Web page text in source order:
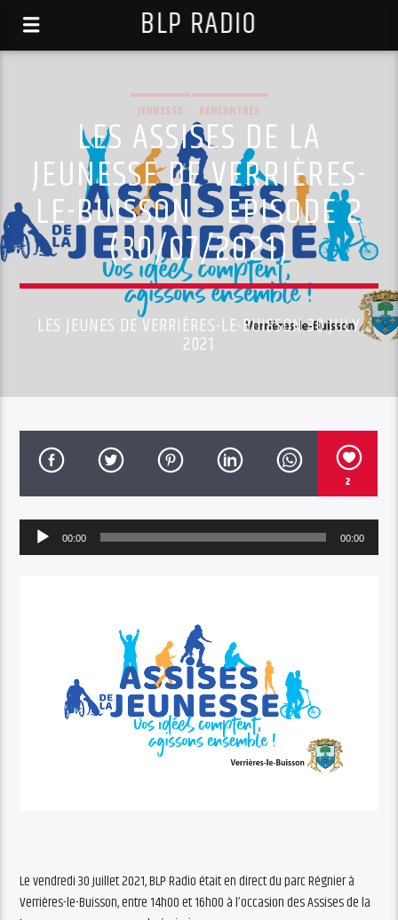
BLP RADIO
JEUNESSE RENCONTRES
LES ASSISES DE LA
JEUNESSE DE VERRIÈRES-
LE-BUISSON – EPISODE 2
(30/07/2021)
LES JEUNES DE VERRIÈRES-LE-BUISSON 30 JULY
2021
2
Audio
Player
00:00 00:00
Le vendredi 30 juillet 2021, BLP Radio était en direct du parc Régnier à
Verrières-le-Buisson, entre 14h00 et 16h00 à l’occasion des Assises de la